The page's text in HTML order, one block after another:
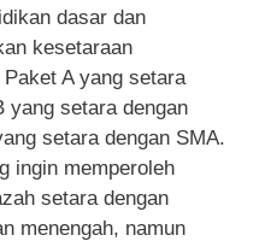
dasar dan
kesetaraan
A yang setara
yang setara dengan
setara dengan SMA.
ingin memperoleh
setara dengan
menengah, namun